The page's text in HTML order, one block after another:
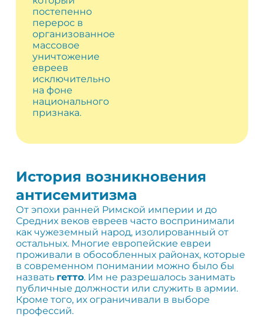
постепенно
перерос в
организованное
массовое
уничтожение
евреев
исключительно
на фоне
национального
признака.
История возникновения
антисемитизма
От эпохи ранней Римской империи и до
Средних веков евреев часто воспринимали
как чужеземный народ, изолированный от
остальных. Многие европейские евреи
проживали в обособленных районах, которые
в современном понимании можно было бы
назвать гетто. Им не разрешалось занимать
публичные должности или служить в армии.
Кроме того, их ограничивали в выборе
профессий.